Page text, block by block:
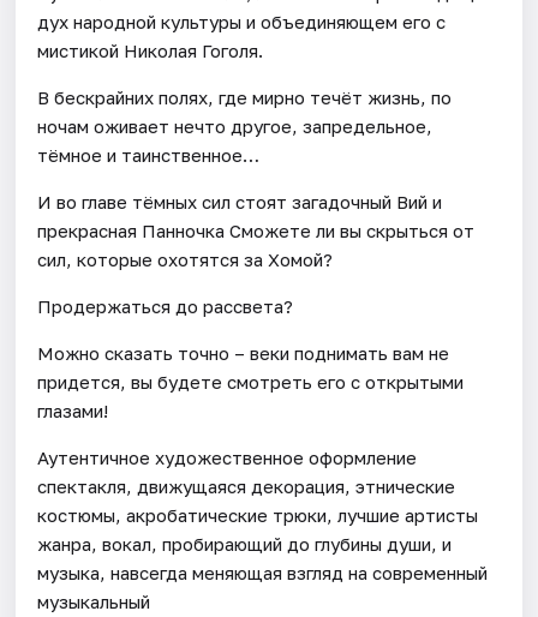
дух народной культуры и объединяющем его с
мистикой Николая Гоголя.
В бескрайних полях, где мирно течёт жизнь, по
ночам оживает нечто другое, запредельное,
тёмное и таинственное…
И во главе тёмных сил стоят загадочный Вий и
прекрасная Панночка Сможете ли вы скрыться от
сил, которые охотятся за Хомой?
Продержаться до рассвета?
Можно сказать точно – веки поднимать вам не
придется, вы будете смотреть его с открытыми
глазами!
Аутентичное художественное оформление
спектакля, движущаяся декорация, этнические
костюмы, акробатические трюки, лучшие артисты
жанра, вокал, пробирающий до глубины души, и
музыка, навсегда меняющая взгляд на современный
музыкальный